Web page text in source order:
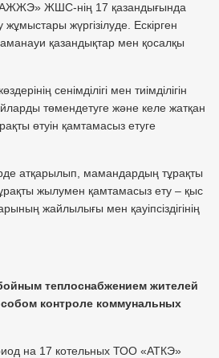
ЖШС-нің 17 қазандығында
жүргізілуде. Ескірген
қазандықтар мен қосалқы
сенімділігі мен тиімділігін
төмендетуге және келе жатқан
өтуін қамтамасыз етуге
атқарылып, мамандардың тұрақты
жылумен қамтамасыз ету – қыс
жайлылығы мен қауіпсіздігінің
ым теплоснабжением жителей
контроле коммунальных
на 17 котельных ТОО «АТКЭ»